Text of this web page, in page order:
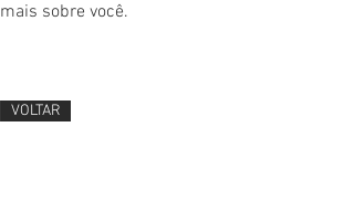
mais sobre você.
VOLTAR